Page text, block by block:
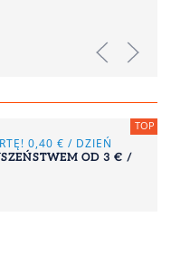
0,40 € / DZIEŃ
OD 3 € /